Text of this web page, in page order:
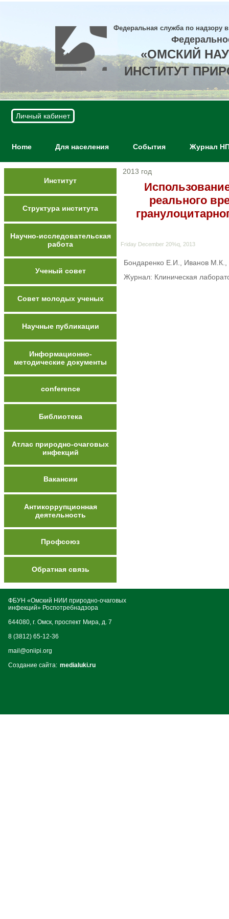
Федеральная служба по надзору
«ОМСКИЙ
ИНСТИТУТ
Личный кабинет
Home Для населения События Журнал
Институт
Структура института
Научно-исследовательская
работа
Ученый совет
Совет молодых ученых
Научные публикации
Информационно-
методические документы
conference
Библиотека
Атлас природно-очаговых
инфекций
Вакансии
Антикоррупционная
деятельность
Профсоюз
Обратная связь
2013 год
реального
Friday December 20%q, 2013
Бондаренко Е.И., Иванов
Журнал: Клиническая
ФБУН «Омский НИИ природно-очаговых
инфекций» Роспотребнадзора
644080, г. Омск, проспект Мира, д. 7
8 (3812) 65-12-36
mail@oniipi.org
Создание сайта: medialuki.ru